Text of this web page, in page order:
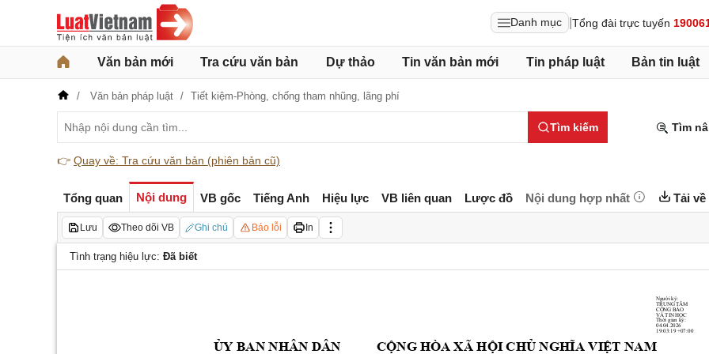
Danh mục Tổng đài trực tuyến
Văn bản mới Tra cứu văn bản Dự thảo Tin văn bản mới Tin pháp luật Bản tin luật
Văn bản pháp luật Tiết kiệm-Phòng, chống tham nhũng, lãng phí
Tìm kiếm Tìm
👉 Quay về: Tra cứu văn bản (phiên bản cũ)
Tổng quan Nội dung VB gốc Tiếng Anh Hiệu lực VB liên quan Lược đồ Nội dung hợp nhất Tải về
Lưu Theo dõi VB Ghi chú Báo lỗi In
Tình trạng hiệu lực: Đã biết
ỦY BAN NHÂN DÂN
CỘNG HÒA XÃ HỘI CHỦ NGHĨA VIỆT NAM
Người ký:
TRUNG TÂM
CÔNG BÁO
VÀ TIN HỌC
Thời gian ký:
04.04.2026
19:03:19 +07:00